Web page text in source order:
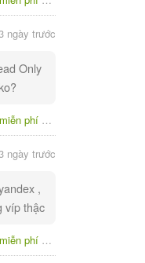
ngày trước
Only
Yandex
ngày trước
,
víp thậc
Yandex